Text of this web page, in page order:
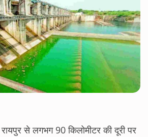
से लगभग 90 किलोमीटर की दूरी पर